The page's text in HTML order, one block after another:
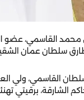
القاسمي، عضو
سلطان عمان
القاسمي، ولي
الشارقة، برقيتي